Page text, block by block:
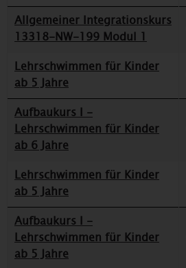
Allgemeiner Integrationskurs
13318-NW-199 Modul 1
Lehrschwimmen für Kinder
ab 5 Jahre
Aufbaukurs I -
Lehrschwimmen für Kinder
ab 6 Jahre
Lehrschwimmen für Kinder
ab 5 Jahre
Aufbaukurs I -
Lehrschwimmen für Kinder
ab 5 Jahre